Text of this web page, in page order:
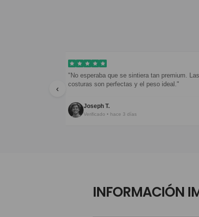
‹
"No esperaba que se sintiera tan premium. Las
costuras son perfectas y el peso ideal."
Joseph T.
Verificado • hace 3 días
INFORMACIÓN